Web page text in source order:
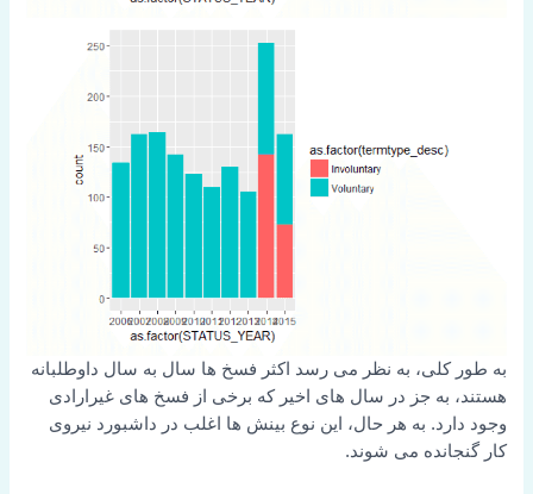
به طور کلی، به نظر می رسد اکثر فسخ ها سال به سال داوطلبانه
هستند، به جز در سال های اخیر که برخی از فسخ های غیرارادی
وجود دارد. به هر حال، این نوع بینش ها اغلب در داشبورد نیروی
کار گنجانده می شوند.